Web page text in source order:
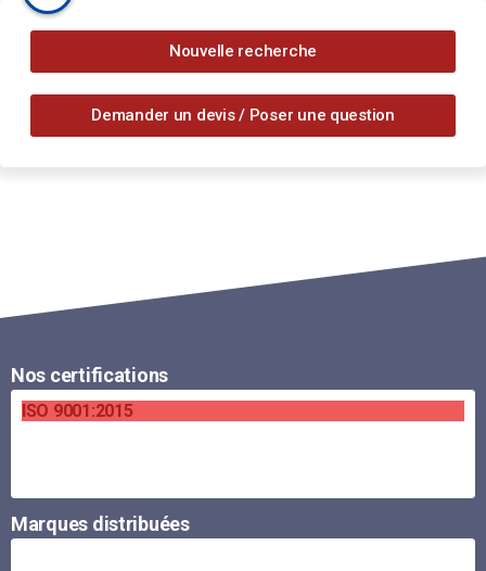
Nouvelle recherche
Demander un devis / Poser une question
Nos certifications
ISO 9001:2015
Marques distribuées